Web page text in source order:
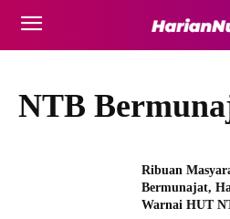
NTB
Ribuan
Bermunajat,
Warnai HUT